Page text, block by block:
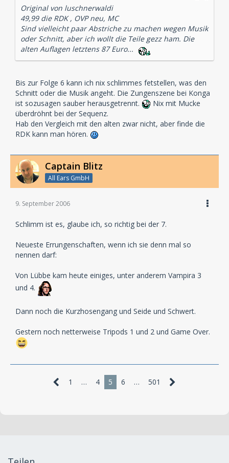
Original von luschnerwaldi
49,99 die RDK , OVP neu, MC
Sind vielleicht paar Abstriche zu machen wegen Musik
oder Schnitt, aber ich wollt die Teile gezz ham. Die
alten Auflagen letztens 87 Euro...
Bis zur Folge 6 kann ich nix schlimmes fetstellen, was den
Schnitt oder die Musik angeht. Die Zungenszene bei Konga
ist sozusagen sauber herausgetrennt.
Nix mit Mucke
überdröhnt bei der Sequenz.
Hab den Vergleich mit den alten zwar nicht, aber finde die
RDK kann man hören.
Captain Blitz
All Ears GmbH
9. September 2006
Schlimm ist es, glaube ich, so richtig bei der 7.
Neueste Errungenschaften, wenn ich sie denn mal so
nennen darf:
Von Lübbe kam heute einiges, unter anderem Vampira 3
und 4.
Dann noch die Kurzhosengang und Seide und Schwert.
Gestern noch netterweise Tripods 1 und 2 und Game Over.
1 … 4 5 6 … 501